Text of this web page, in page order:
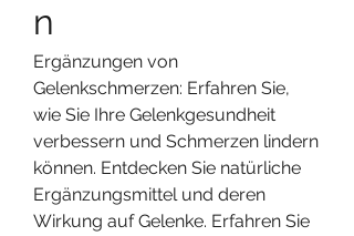
n
Ergänzungen von
Gelenkschmerzen: Erfahren Sie,
wie Sie Ihre Gelenkgesundheit
verbessern und Schmerzen lindern
können. Entdecken Sie natürliche
Ergänzungsmittel und deren
Wirkung auf Gelenke. Erfahren Sie